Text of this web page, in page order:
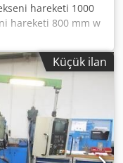
hareketi 1000
hareketi 800 mm w
çapı 90 mm Tabla
Tabla taşıma
1600 devir/dakika
SK 40 Kontrol
x G x Y 4,5 x 3,25 x
el tabla tipi
407 ile donatılmıştır.
tutucular - Motorlu
Küçük ilan